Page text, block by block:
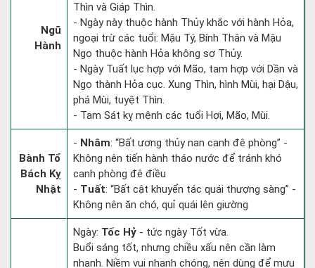
Ngũ
Hành
Thìn và Giáp Thìn.
- Ngày này thuộc hành Thủy khắc với hành Hỏa,
ngoại trừ các tuổi: Mậu Tý, Bính Thân và Mậu
Ngọ thuộc hành Hỏa không sợ Thủy.
- Ngày Tuất lục hợp với Mão, tam hợp với Dần và
Ngọ thành Hỏa cục. Xung Thìn, hình Mùi, hại Dậu,
phá Mùi, tuyệt Thìn.
- Tam Sát kỵ mệnh các tuổi Hợi, Mão, Mùi.
Bành Tổ
Bách Kỵ
Nhật
- Nhâm: “Bất ương thủy nan canh đê phòng” -
Không nên tiến hành tháo nước để tránh khó
canh phòng đê điều
- Tuất: “Bất cật khuyển tác quái thượng sàng” -
Không nên ăn chó, quỉ quái lên giường
Ngày: Tốc Hỷ - tức ngày Tốt vừa.
Buổi sáng tốt, nhưng chiều xấu nên cần làm
nhanh. Niềm vui nhanh chóng, nên dùng để mưu